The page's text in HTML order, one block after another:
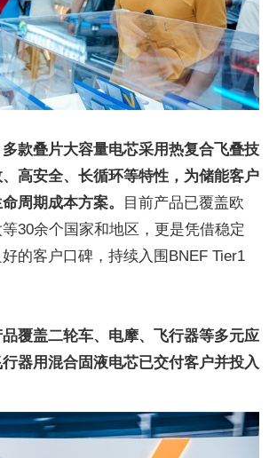
款叠片大容量电芯采用热复合飞叠技
高安全、长循环等特性，为储能客户
周期成本方案。
目前产品已覆盖欧
30余个国家和地区，更是凭借稳定
的客户口碑，持续入围BNEF Tier1
覆盖二轮车、电摩、飞行器等多元应
器用混合固液电芯已交付客户并投入